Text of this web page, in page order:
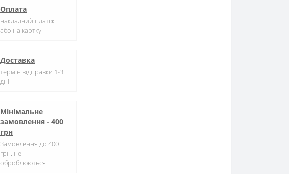
Оплата
накладний платіж
або на картку
Доставка
термін відправки 1-3
дні
Мінімальне
замовлення - 400
грн
Замовлення до 400
грн. не
оброблюються